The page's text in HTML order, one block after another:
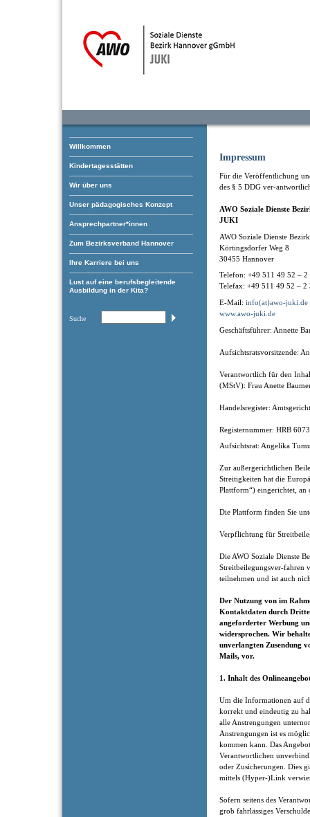
Willkommen
Kindertagesstätten
Wir über uns
Unser pädagogisches Konzept
Ansprechpartner*innen
Zum Bezirksverband Hannover
Ihre Karriere bei uns
Lust auf eine berufsbegleitende
Ausbildung in der Kita?
Suche
Impressum
Für die Veröffentlichung
des § 5 DDG ver-
AWO Soziale Dienste
JUKI
AWO Soziale Dienste
Körtingsdorfer Weg 8
30455 Hannover
Telefon: +49 511 49 52 – 2
Telefax: +49 511 49 52 – 2
E-Mail: info(at)awo-juki.de
www.awo-juki.de
Geschäftsführer: Annette
Aufsichtsratsvorsitzende:
Verantwortlich für den
(MStV): Frau Anette
Handelsregister:
Registernummer: HRB
Aufsichtsrat: Angelika
Zur außergerichtlichen
Streitigkeiten hat die
Plattform“) eingerichtet, an
Die Plattform finden Sie
Verpflichtung für
Die AWO Soziale Dienste
Streitbeilegungsver-fahren
teilnehmen und ist auch
Der Nutzung von im
Kontaktdaten durch
angeforderter Werbung
widersprochen. Wir
unverlangten Zusendung
Mails, vor.
1. Inhalt des
Um die Informationen auf
korrekt und eindeutig zu
alle Anstrengungen
Anstrengungen ist es
kommen kann. Das
Verantwortlichen
oder Zusicherungen. Dies
mittels (Hyper-)Link
Sofern seitens des
grob fahrlässiges